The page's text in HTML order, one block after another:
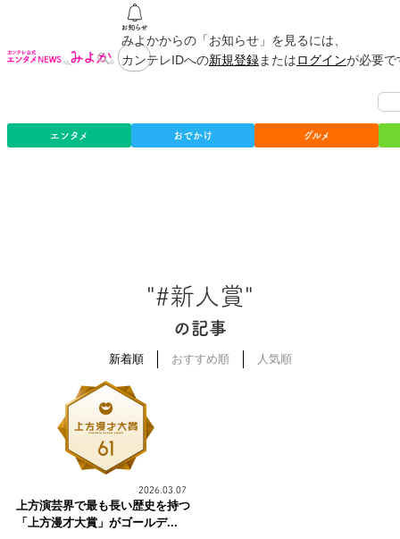
みよかからの「お知らせ」を見るには、
カンテレIDへの新規登録またはログインが必要
エンタメ おでかけ グルメ
"#新人賞"
の記事
新着順 おすすめ順 人気順
2026.03.07
上方演芸界で最も長い歴史を持つ
「上方漫才大賞」がゴールデ...